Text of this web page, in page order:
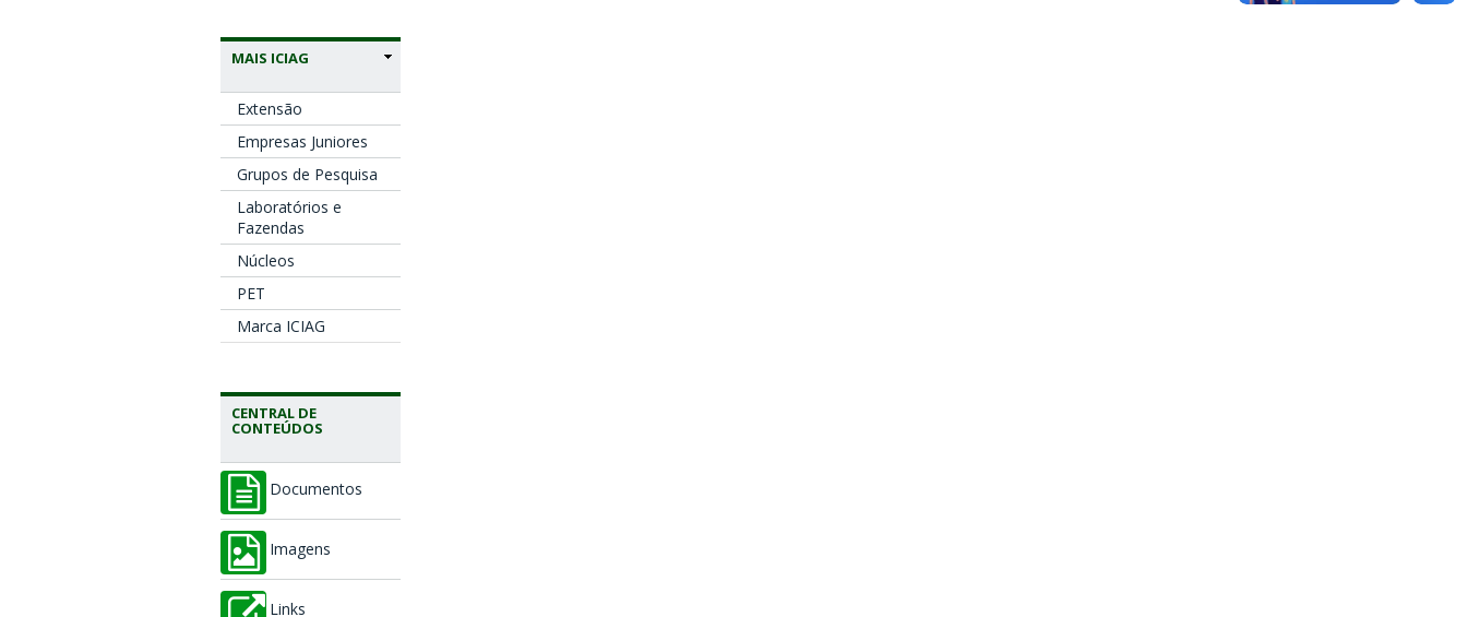
MAIS ICIAG
Extensão
Empresas Juniores
Grupos de Pesquisa
Laboratórios e
Fazendas
Núcleos
PET
Marca ICIAG
CENTRAL DE
CONTEÚDOS
Documentos
Imagens
Links